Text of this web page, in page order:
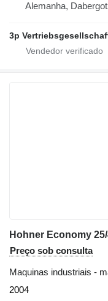
Alemanha,
3p
Hohner Economy
Preço sob consulta
Maquinas industriais -
2004